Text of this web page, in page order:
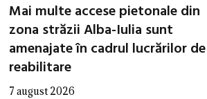
Mai multe accese pietonale din
zona străzii Alba-Iulia sunt
amenajate în cadrul lucrărilor de
reabilitare
7 august 2026